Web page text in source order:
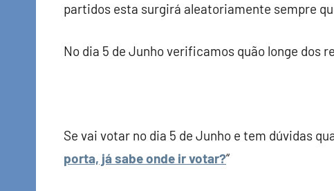
partidos esta surgirá aleatoriamente sempre
No dia 5 de Junho verificamos quão longe dos
Se vai votar no dia 5 de Junho e tem dúvidas
porta, já sabe onde ir votar?“